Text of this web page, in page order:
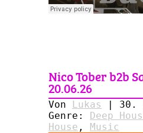
Nico Tober b2b
20.06.26
Von Lukas | 30.
Genre:
Deep
House , Music